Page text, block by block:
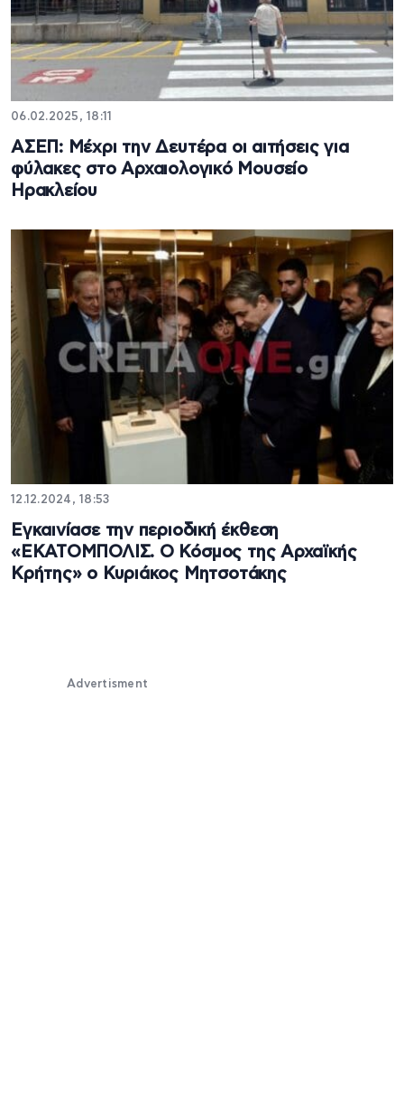
06.02.2025, 18:11
ΑΣΕΠ: Μέχρι την Δευτέρα οι αιτήσεις για
φύλακες στο Αρχαιολογικό Μουσείο
Ηρακλείου
12.12.2024, 18:53
Εγκαινίασε την περιοδική έκθεση
«ΕΚΑΤΟΜΠΟΛΙΣ. Ο Κόσμος της Αρχαϊκής
Κρήτης» ο Κυριάκος Μητσοτάκης
Advertisment